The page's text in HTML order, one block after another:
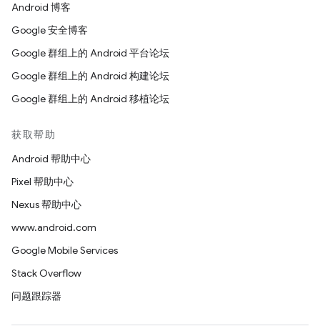
Android 博客
Google 安全博客
Google 群组上的 Android 平台论坛
Google 群组上的 Android 构建论坛
Google 群组上的 Android 移植论坛
获取帮助
Android 帮助中心
Pixel 帮助中心
Nexus 帮助中心
www.android.com
Google Mobile Services
Stack Overflow
问题跟踪器